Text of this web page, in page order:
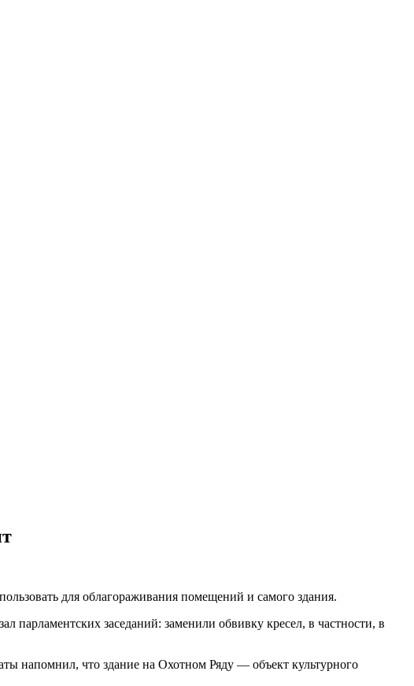
для облагораживания помещений и самого здания.
парламентских заседаний: заменили обвивку кресел, в частности, в
напомнил, что здание на Охотном Ряду — объект культурного